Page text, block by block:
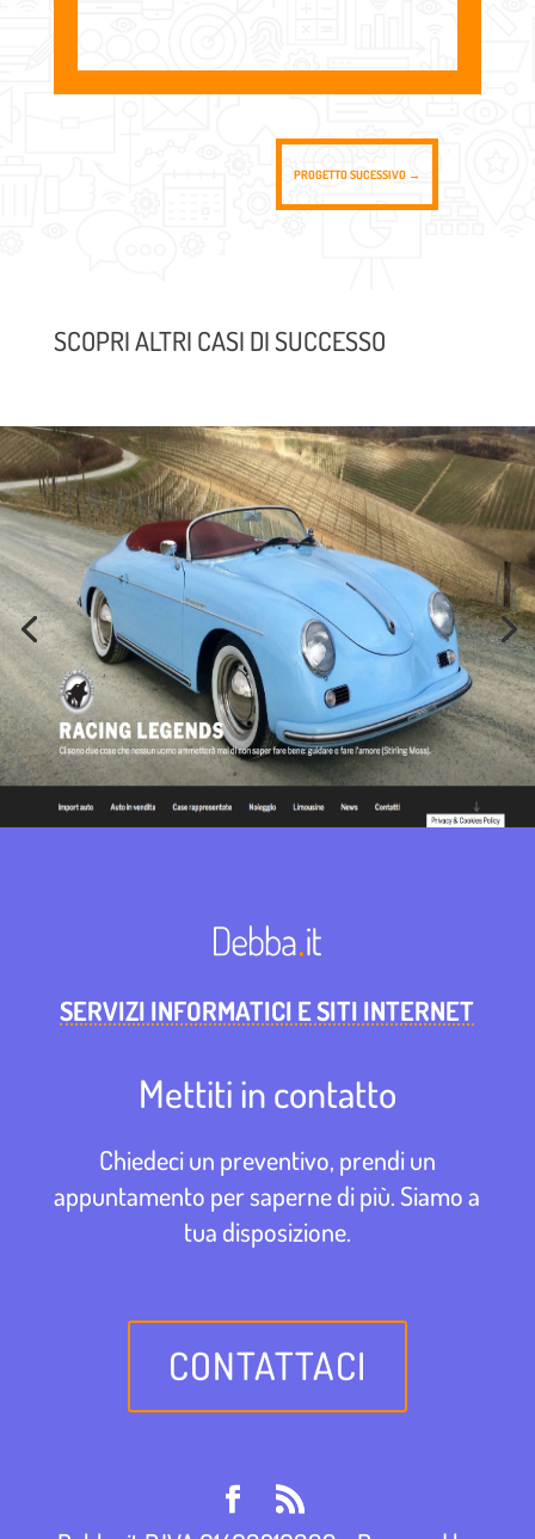
PROGETTO SUCESSIVO →
SCOPRI ALTRI CASI DI SUCCESSO
SERVIZI INFORMATICI E SITI INTERNET
Mettiti in contatto
Chiedeci un preventivo, prendi un
appuntamento per saperne di più. Siamo a
tua disposizione.
CONTATTACI